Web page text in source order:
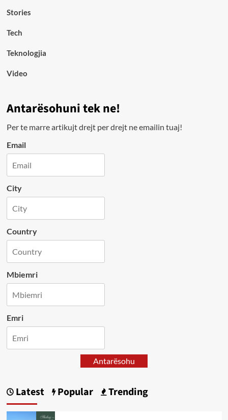
Stories
Tech
Teknologjia
Video
Antarësohuni tek ne!
Per te marre artikujt drejt per drejt ne emailin tuaj!
Email
City
Country
Mbiemri
Emri
Antarësohu
Latest Popular Trending